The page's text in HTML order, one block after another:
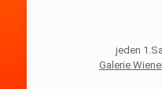
jeden
Galerie